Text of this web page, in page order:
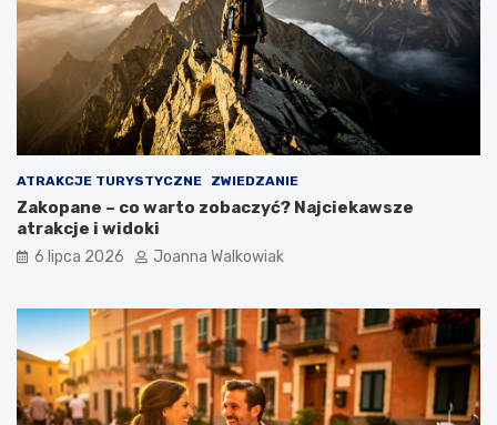
ATRAKCJE TURYSTYCZNE ZWIEDZANIE
Zakopane – co warto zobaczyć? Najciekawsze
atrakcje i widoki
6 lipca 2026 Joanna Walkowiak